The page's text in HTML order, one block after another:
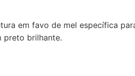
em favo de mel específica
preto brilhante.